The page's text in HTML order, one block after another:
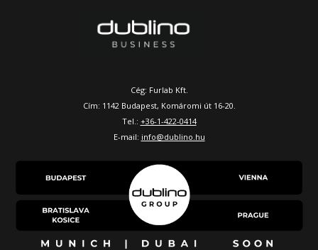
Cég: Furlab Kft.
Cím: 1142 Budapest, Komáromi út 16-20.
Tel.: +36-1-422-0414
E-mail: info@dublino.hu